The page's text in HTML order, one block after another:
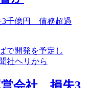
3千億円 債務超過